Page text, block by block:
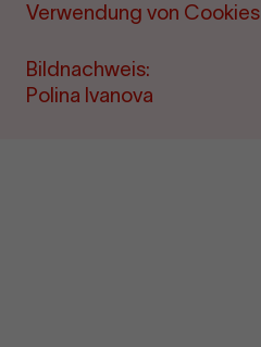
Verwendung von Cookies
Bildnachweis:
Polina Ivanova